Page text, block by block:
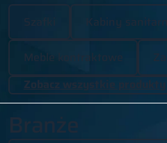
Kabiny sanitarne
Meble kontraktowe
Zobacz wszystkie produkty
Branże